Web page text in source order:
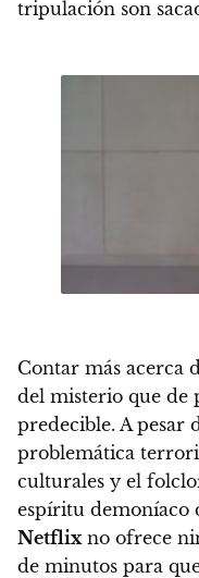
tripulación son
Contar más acerca
del misterio que de
predecible. A pesar
problemática
culturales y el
espíritu demoníaco
Netflixno ofrece
de minutos para